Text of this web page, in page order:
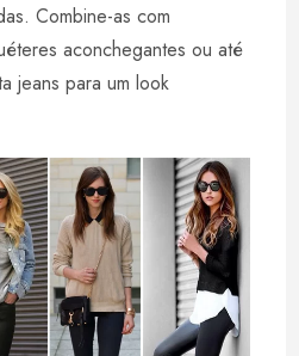
Combine-as com
aconchegantes ou até
jeans para um look